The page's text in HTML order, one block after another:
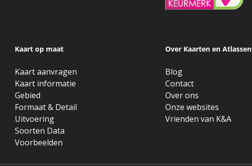
Kaart op maat
Kaart aanvragen
Kaart informatie
Gebied
Formaat & Detail
Uitvoering
Soorten Data
Voorbeelden
Over Kaarten en Atlassen
Blog
Contact
Over ons
Onze websites
Vrienden van K&A